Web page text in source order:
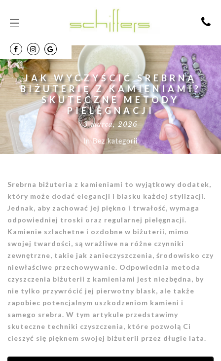
JAK WYCZYŚCIĆ SREBRNĄ
BIŻUTERIĘ Z KAMIENIAMI?
SKUTECZNE METODY
PIELĘGNACJI
3 marca, 2026
InBez kategorii
Srebrna biżuteria z kamieniami to wyjątkowy dodatek,
który może dodać elegancji i blasku każdej stylizacji.
Jednak, aby zachować jej piękno i trwałość, wymaga
odpowiedniej troski oraz regularnej pielęgnacji.
Kamienie szlachetne i ozdobne w biżuterii, mimo
swojej twardości, są wrażliwe na różne czynniki
zewnętrzne, takie jak zanieczyszczenia, środowisko czy
niewłaściwe przechowywanie. Odpowiednia metoda
czyszczenia biżuterii z kamieniami jest niezbędna, by
nie tylko przywrócić jej pierwotny blask, ale także
zapobiec potencjalnym uszkodzeniom kamieni i
samego srebra. W tym artykule przedstawimy
skuteczne techniki czyszczenia, które pozwolą Ci
cieszyć się pięknem swojej biżuterii przez długie lata.